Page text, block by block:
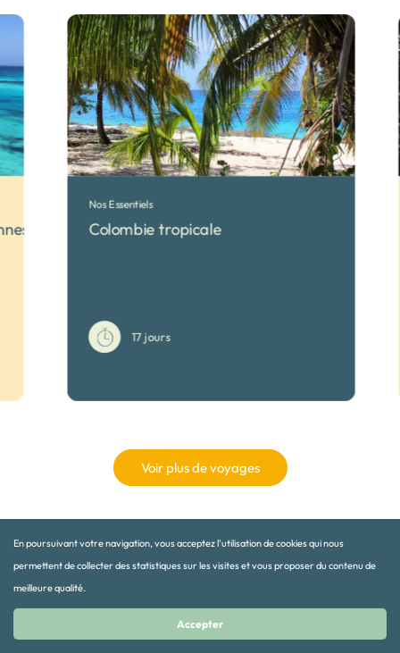
Nos Essentiels
Colombie tropicale
17 jours
Voir plus de voyages
En poursuivant votre navigation, vous acceptez l’utilisation de cookies qui nous
permettent de collecter des statistiques sur les visites et vous proposer du contenu de
meilleure qualité.
Accepter
INSCRIVEZ VOUS A NOTRE NEWSLETTER